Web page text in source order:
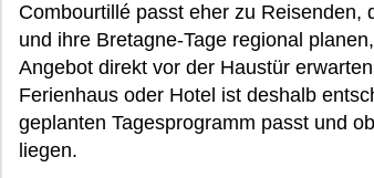
Combourtillé passt eher zu Reisenden,
und ihre Bretagne-Tage regional
Angebot direkt vor der Haustür
Ferienhaus oder Hotel ist deshalb
geplanten Tagesprogramm passt und
liegen.